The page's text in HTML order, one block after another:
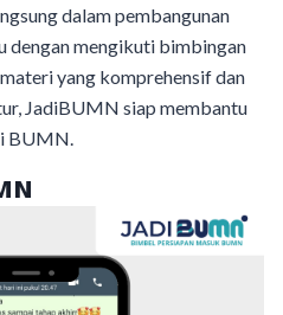
dalam pembangunan
dengan mengikuti bimbingan
yang komprehensif dan
JadiBUMN siap membantu
BUMN.